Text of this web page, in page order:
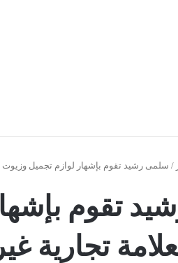
/ سلمى رشيد تقوم بإشهار لوازم تجميل وزيوت
تقوم
تجارية